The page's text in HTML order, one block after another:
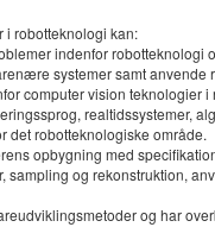
robotteknologi kan:
indenfor
systemer samt
computer vision teknologier
realtidssystemer,
det robotteknologiske område.
opbygning med
sampling og rekonstruktion,
og har